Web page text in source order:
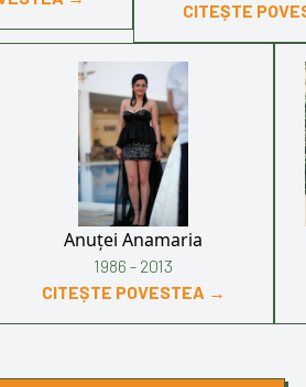
CITEȘTE
Anuței Anamaria
1986 - 2013
CITEȘTE POVESTEA →